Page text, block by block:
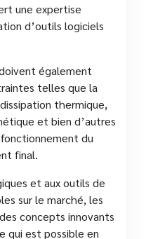
une expertise
d’outils logiciels
également
telles que la
thermique,
et bien d’autres
du
final.
et aux outils de
sur le marché, les
concepts innovants
qui est possible en